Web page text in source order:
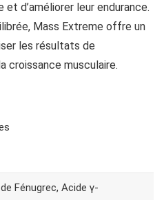
d’améliorer leur endurance.
Mass Extreme offre un
les résultats de
croissance musculaire.
Fénugrec, Acide γ-